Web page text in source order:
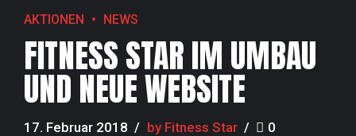
AKTIONEN NEWS
FITNESS STAR IM UMBAU
UND NEUE WEBSITE
17. Februar 2018 by Fitness Star 0